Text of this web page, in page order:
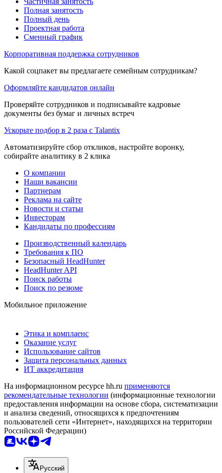
Полная занятость
Полный день
Проектная работа
Сменный график
Корпоративная поддержка сотрудников
Какой соцпакет вы предлагаете семейным сотрудникам?
Оформляйте кандидатов онлайн
Проверяйте сотрудников и подписывайте кадровые
документы без бумаг и личных встреч
Ускорьте подбор в 2 раза с Talantix
Автоматизируйте сбор откликов, настройте воронку,
собирайте аналитику в 2 клика
О компании
Наши вакансии
Партнерам
Реклама на сайте
Новости и статьи
Инвесторам
Кандидаты по профессиям
Производственный календарь
Требования к ПО
Безопасный HeadHunter
HeadHunter API
Поиск работы
Поиск по резюме
Мобильное приложение
Этика и комплаенс
Оказание услуг
Использование сайтов
Защита персональных данных
ИТ аккредитация
На информационном ресурсе hh.ru применяются
рекомендательные технологии (информационные технологии
предоставления информации на основе сбора, систематизации
и анализа сведений, относящихся к предпочтениям
пользователей сети «Интернет», находящихся на территории
Российской Федерации)
Русский